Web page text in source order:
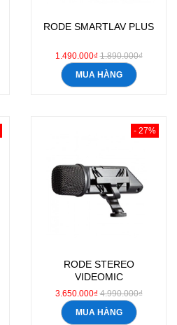
RODE SMARTLAV PLUS
1.490.000₫1.890.000₫
MUA HÀNG
- 27%
RODE STEREO
VIDEOMIC
3.650.000₫4.990.000₫
MUA HÀNG